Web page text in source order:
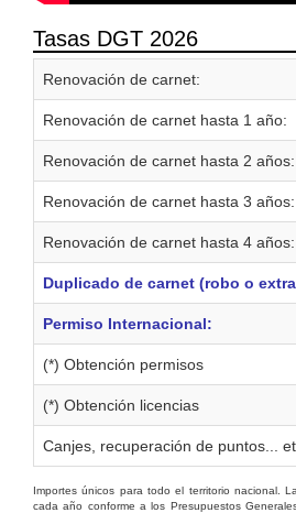
Tasas DGT 2026
Renovación de carnet:
Renovación de carnet hasta 1 año:
Renovación de carnet hasta 2 años:
Renovación de carnet hasta 3 años:
Renovación de carnet hasta 4 años:
Duplicado de carnet (robo o
Permiso Internacional:
(*) Obtención permisos
(*) Obtención licencias
Canjes, recuperación de puntos...
Importes únicos para todo el territorio nacional.
cada año conforme a los Presupuestos